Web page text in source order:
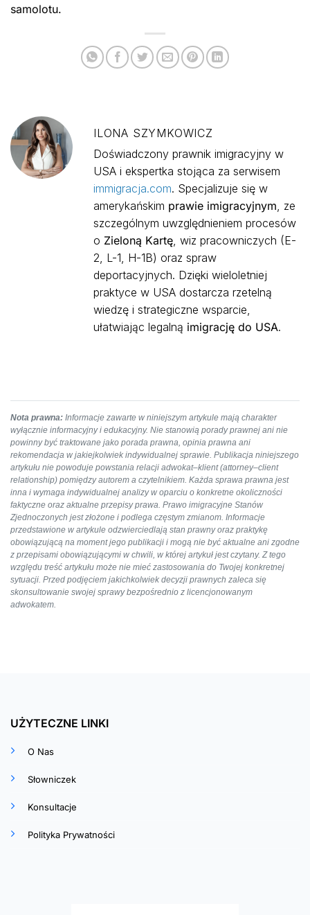
samolotu.
ILONA SZYMKOWICZ
Doświadczony prawnik imigracyjny w
USA i ekspertka stojąca za serwisem
immigracja.com. Specjalizuje się w
amerykańskim prawie imigracyjnym , ze
szczególnym uwzględnieniem procesów
o Zieloną Kartę , wiz pracowniczych (E-
2, L-1, H-1B) oraz spraw
deportacyjnych. Dzięki wieloletniej
praktyce w USA dostarcza rzetelną
wiedzę i strategiczne wsparcie,
ułatwiając legalną imigrację do USA.
Nota prawna: Informacje zawarte w niniejszym artykule mają charakter
wyłącznie informacyjny i edukacyjny. Nie stanowią porady prawnej ani nie
powinny być traktowane jako porada prawna, opinia prawna ani
rekomendacja w jakiejkolwiek indywidualnej sprawie. Publikacja niniejszego
artykułu nie powoduje powstania relacji adwokat–klient (attorney–client
relationship) pomiędzy autorem a czytelnikiem. Każda sprawa prawna jest
inna i wymaga indywidualnej analizy w oparciu o konkretne okoliczności
faktyczne oraz aktualne przepisy prawa. Prawo imigracyjne Stanów
Zjednoczonych jest złożone i podlega częstym zmianom. Informacje
przedstawione w artykule odzwierciedlają stan prawny oraz praktykę
obowiązującą na moment jego publikacji i mogą nie być aktualne ani zgodne
z przepisami obowiązującymi w chwili, w której artykuł jest czytany. Z tego
względu treść artykułu może nie mieć zastosowania do Twojej konkretnej
sytuacji. Przed podjęciem jakichkolwiek decyzji prawnych zaleca się
skonsultowanie swojej sprawy bezpośrednio z licencjonowanym
adwokatem.
UŻYTECZNE LINKI
O Nas
Słowniczek
Konsultacje
Polityka Prywatności